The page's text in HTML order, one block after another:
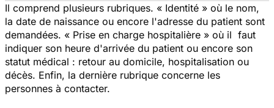
Il comprend plusieurs rubriques. « Identité » où le nom,
la date de naissance ou encore l'adresse du patient sont
demandées. « Prise en charge hospitalière » où il faut
indiquer son heure d'arrivée du patient ou encore son
statut médical : retour au domicile, hospitalisation ou
décès. Enfin, la dernière rubrique concerne les
personnes à contacter.